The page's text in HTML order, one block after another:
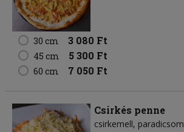
30 cm 3 080 Ft
45 cm 5 300 Ft
60 cm 7 050 Ft
Csirkés penne
csirkemell paradicsom